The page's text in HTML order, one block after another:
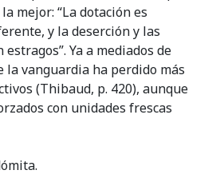
mejor: “La dotación es
y la deserción y las
Ya a mediados de
la vanguardia ha perdido más
(Thibaud, p. 420), aunque
con unidades frescas